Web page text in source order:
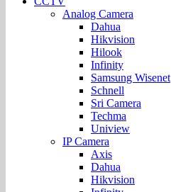
Analog Camera
Dahua
Hikvision
Hilook
Infinity
Samsung Wisenet
Schnell
Sri Camera
Techma
Uniview
IP Camera
Axis
Dahua
Hikvision